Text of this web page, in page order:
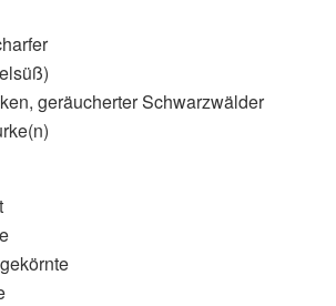
geräucherter Schwarzwälder